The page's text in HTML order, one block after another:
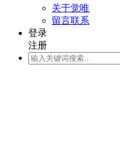
关于觉唯
留言联系
登录
注册